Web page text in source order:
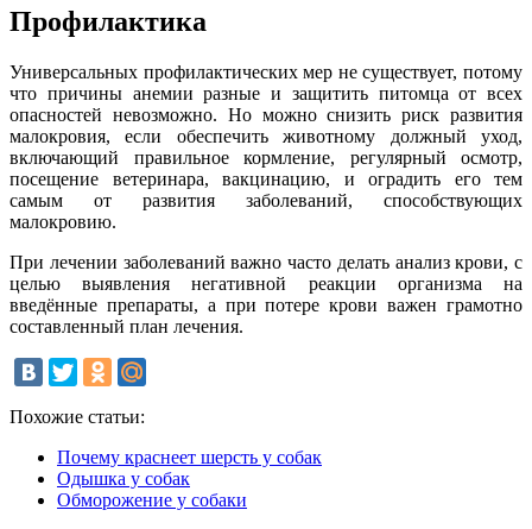
Профилактика
Универсальных профилактических мер не существует, потому
что причины анемии разные и защитить питомца от всех
опасностей невозможно. Но можно снизить риск развития
малокровия, если обеспечить животному должный уход,
включающий правильное кормление, регулярный осмотр,
посещение ветеринара, вакцинацию, и оградить его тем
самым от развития заболеваний, способствующих
малокровию.
При лечении заболеваний важно часто делать анализ крови, с
целью выявления негативной реакции организма на
введённые препараты, а при потере крови важен грамотно
составленный план лечения.
Похожие статьи:
Почему краснеет шерсть у собак
Одышка у собак
Обморожение у собаки